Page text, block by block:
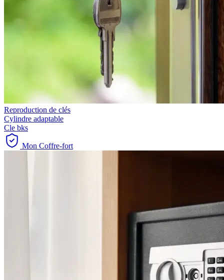
Reproduction de clés
Cylindre adaptable
Cle bks
Mon Coffre-fort